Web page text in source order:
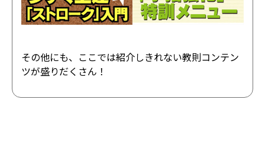
その他にも、ここでは紹介しきれない教則コンテン
ツが盛りだくさん！